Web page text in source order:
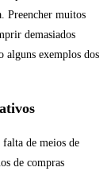
Preencher muitos
demasiados
alguns exemplos dos
de meios de
de compras